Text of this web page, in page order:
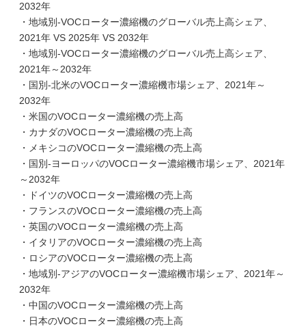
2032年
・地域別-VOCローター濃縮機のグローバル売上高シェア、
2021年 VS 2025年 VS 2032年
・地域別-VOCローター濃縮機のグローバル売上高シェア、
2021年～2032年
・国別-北米のVOCローター濃縮機市場シェア、2021年～
2032年
・米国のVOCローター濃縮機の売上高
・カナダのVOCローター濃縮機の売上高
・メキシコのVOCローター濃縮機の売上高
・国別-ヨーロッパのVOCローター濃縮機市場シェア、2021年
～2032年
・ドイツのVOCローター濃縮機の売上高
・フランスのVOCローター濃縮機の売上高
・英国のVOCローター濃縮機の売上高
・イタリアのVOCローター濃縮機の売上高
・ロシアのVOCローター濃縮機の売上高
・地域別-アジアのVOCローター濃縮機市場シェア、2021年～
2032年
・中国のVOCローター濃縮機の売上高
・日本のVOCローター濃縮機の売上高